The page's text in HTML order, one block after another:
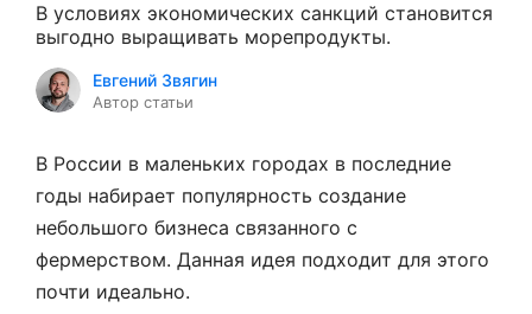
В условиях экономических санкций становится
выгодно выращивать морепродукты.
Евгений Звягин
Автор статьи
В России в маленьких городах в последние
годы набирает популярность создание
небольшого бизнеса связанного с
фермерством. Данная идея подходит для этого
почти идеально.